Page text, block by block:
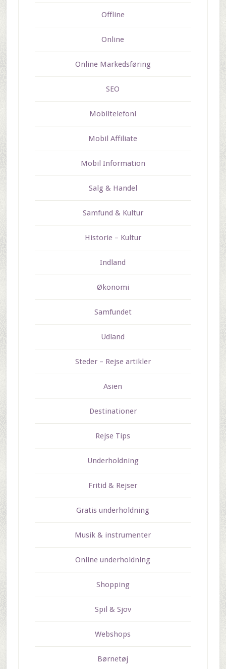
Offline
Online
Online Markedsføring
SEO
Mobiltelefoni
Mobil Affiliate
Mobil Information
Salg & Handel
Samfund & Kultur
Historie – Kultur
Indland
Økonomi
Samfundet
Udland
Steder – Rejse artikler
Asien
Destinationer
Rejse Tips
Underholdning
Fritid & Rejser
Gratis underholdning
Musik & instrumenter
Online underholdning
Shopping
Spil & Sjov
Webshops
Børnetøj